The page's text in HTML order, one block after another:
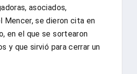
asociados,
Mencer, se dieron cita en
en el que se sortearon
y que sirvió para cerrar un